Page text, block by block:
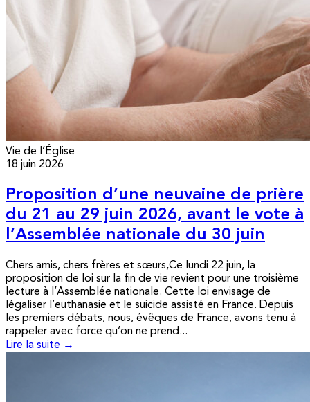
Vie de l’Église
18 juin 2026
Proposition d’une neuvaine de prière
du 21 au 29 juin 2026, avant le vote à
l’Assemblée nationale du 30 juin
Chers amis, chers frères et sœurs,Ce lundi 22 juin, la
proposition de loi sur la fin de vie revient pour une troisième
lecture à l’Assemblée nationale. Cette loi envisage de
légaliser l’euthanasie et le suicide assisté en France. Depuis
les premiers débats, nous, évêques de France, avons tenu à
rappeler avec force qu’on ne prend...
Lire la suite →